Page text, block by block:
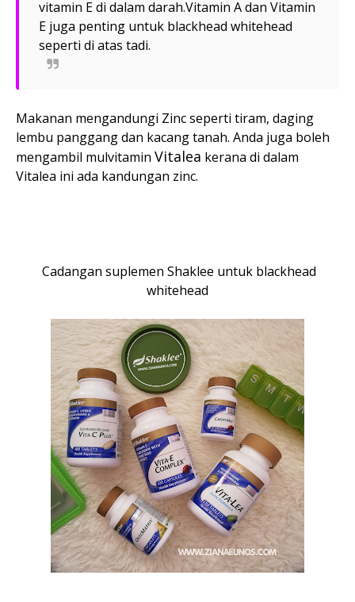
vitamin E di dalam darah.Vitamin A dan Vitamin
E juga penting untuk blackhead whitehead
seperti di atas tadi.
Makanan mengandungi Zinc seperti tiram, daging
lembu panggang dan kacang tanah. Anda juga boleh
mengambil mulvitamin Vitalea kerana di dalam
Vitalea ini ada kandungan zinc.
Cadangan suplemen Shaklee untuk blackhead
whitehead